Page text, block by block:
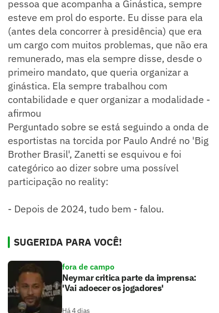
pessoa que acompanha a Ginástica, sempre
esteve em prol do esporte. Eu disse para ela
(antes dela concorrer à presidência) que era
um cargo com muitos problemas, que não era
remunerado, mas ela sempre disse, desde o
primeiro mandato, que queria organizar a
ginástica. Ela sempre trabalhou com
contabilidade e quer organizar a modalidade -
afirmou
Perguntado sobre se está seguindo a onda de
esportistas na torcida por Paulo André no 'Big
Brother Brasil', Zanetti se esquivou e foi
categórico ao dizer sobre uma possível
participação no reality:
- Depois de 2024, tudo bem - falou.
SUGERIDA PARA VOCÊ!
fora de campo
Neymar critica parte da imprensa:
'Vai adoecer os jogadores'
Há 4 dias